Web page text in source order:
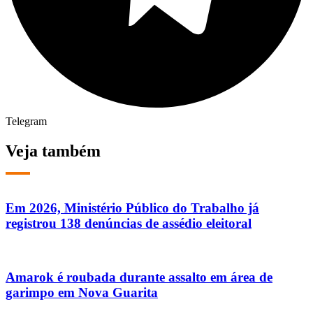
Telegram
Veja também
Em 2026, Ministério Público do Trabalho já
registrou 138 denúncias de assédio eleitoral
Amarok é roubada durante assalto em área de
garimpo em Nova Guarita